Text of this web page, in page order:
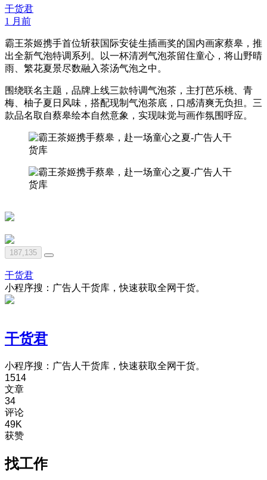
干货君
1 月前
霸王茶姬携手首位斩获国际安徒生插画奖的国内画家蔡皋，推
出全新气泡特调系列。以一杯清冽气泡茶留住童心，将山野晴
雨、繁花夏景尽数融入茶汤气泡之中。
围绕联名主题，品牌上线三款特调气泡茶，主打芭乐桃、青
梅、柚子夏日风味，搭配现制气泡茶底，口感清爽无负担。三
款品名取自蔡皋绘本自然意象，实现味觉与画作氛围呼应。
187,135
干货君
小程序搜：广告人干货库，快速获取全网干货。
干货君
小程序搜：广告人干货库，快速获取全网干货。
1514
文章
34
评论
49K
获赞
找工作